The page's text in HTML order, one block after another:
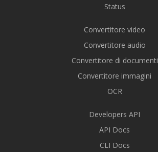
Status
Convertitore video
Convertitore audio
Convertitore di documenti
Convertitore immagini
OCR
Developers API
API Docs
CLI Docs